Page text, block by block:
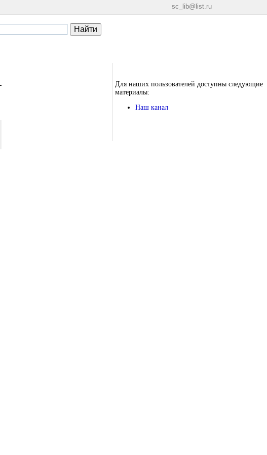
sc_lib@list.ru
Для наших пользователей доступны следующие
материалы:
Наш канал